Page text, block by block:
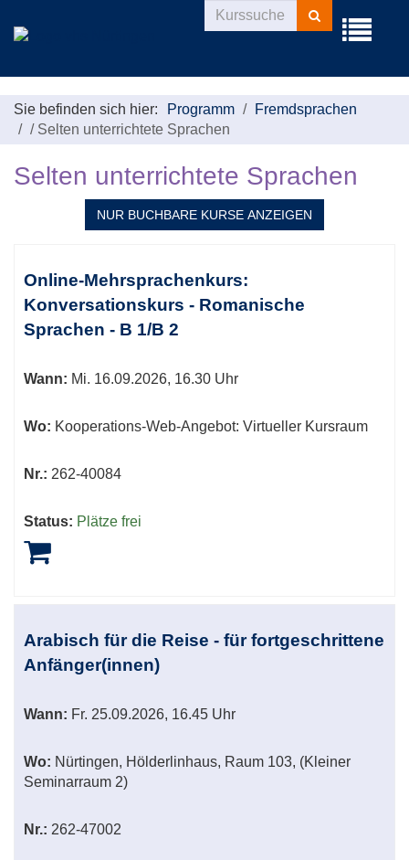
Menü
Kurse
suchen
Sie befinden sich hier: Programm
Fremdsprachen
/ Selten unterrichtete Sprachen
Selten unterrichtete Sprachen
NUR BUCHBARE KURSE ANZEIGEN
Tabellenüberschriften
sortiert
werden.
Online-Mehrsprachenkurs:
Konversationskurs - Romanische
Sprachen - B 1/B 2
Wann: Mi. 16.09.2026, 16.30 Uhr
Wo: Kooperations-Web-Angebot: Virtueller Kursraum
Nr.: 262-40084
Status: Plätze frei
Arabisch für die Reise - für fortgeschrittene
Anfänger(innen)
Wann: Fr. 25.09.2026, 16.45 Uhr
Wo: Nürtingen, Hölderlinhaus, Raum 103, (Kleiner
Seminarraum 2)
Nr.: 262-47002